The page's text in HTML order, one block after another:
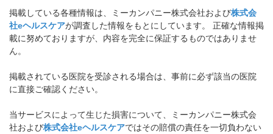
掲載している各種情報は、ミーカンパニー株式会社および株式会
社eヘルスケアが調査した情報をもとにしています。 正確な情報掲
載に努めておりますが、内容を完全に保証するものではありませ
ん。
掲載されている医院を受診される場合は、事前に必ず該当の医院
に直接ご確認ください。
当サービスによって生じた損害について、ミーカンパニー株式会
社および株式会社eヘルスケアではその賠償の責任を一切負わない